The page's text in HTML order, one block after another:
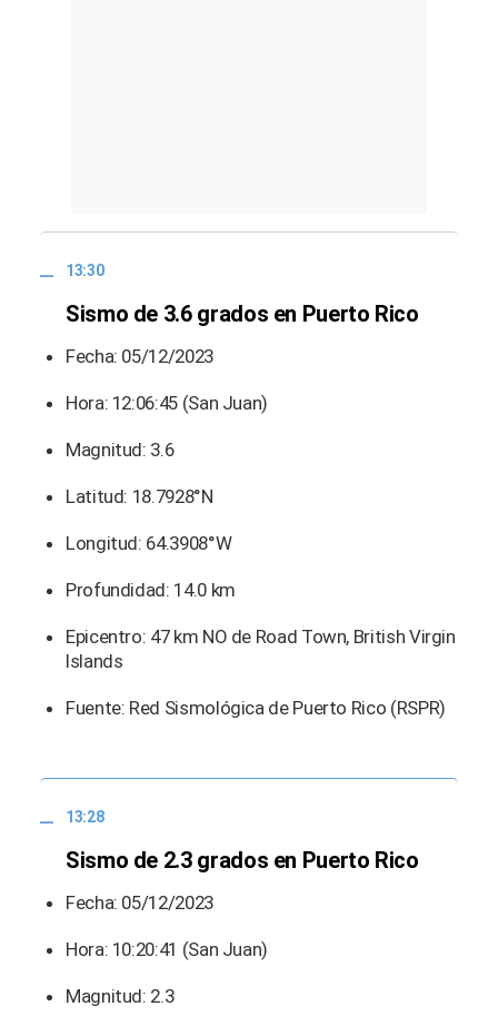
13:30
Sismo de 3.6 grados en Puerto Rico
Fecha: 05/12/2023
Hora: 12:06:45 (San Juan)
Magnitud: 3.6
Latitud: 18.7928°N
Longitud: 64.3908°W
Profundidad: 14.0 km
Epicentro: 47 km NO de Road Town, British Virgin
Islands
Fuente: Red Sismológica de Puerto Rico (RSPR)
13:28
Sismo de 2.3 grados en Puerto Rico
Fecha: 05/12/2023
Hora: 10:20:41 (San Juan)
Magnitud: 2.3